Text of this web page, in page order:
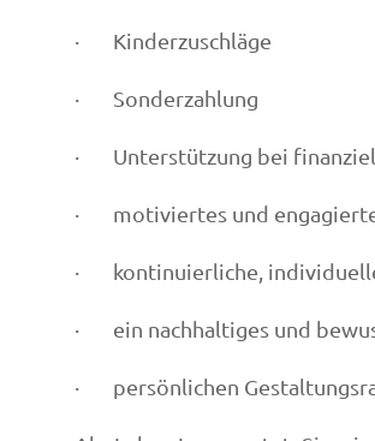
· Kinderzuschläge
· Sonderzahlung
· Unterstützung bei
· motiviertes und
· kontinuierliche,
· ein nachhaltiges und
· persönlichen